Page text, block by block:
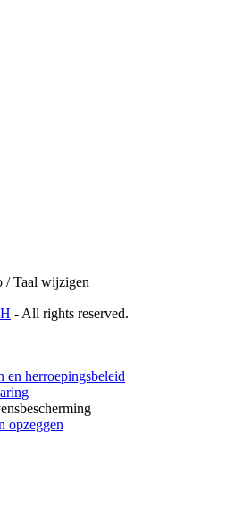
/ Taal wijzigen
- All rights reserved.
en herroepingsbeleid
opzeggen